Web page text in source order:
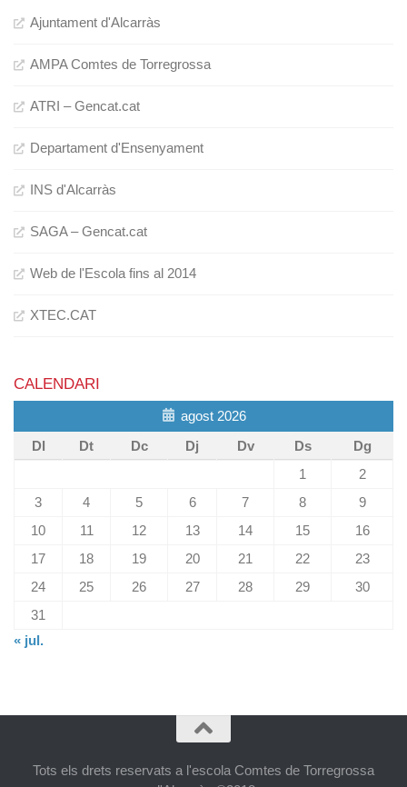
Ajuntament d'Alcarràs
AMPA Comtes de Torregrossa
ATRI – Gencat.cat
Departament d'Ensenyament
INS d'Alcarràs
SAGA – Gencat.cat
Web de l'Escola fins al 2014
XTEC.CAT
CALENDARI
agost 2026
Dl
Dt Dc Dj Dv Ds
Dg
1
2
3
4 5 6 7 8
9
10
11 12 13 14 15
16
17
18 19 20 21 22
23
24
25 26 27 28 29
30
31
« jul.
Tots els drets reservats a l'escola Comtes de Torregrossa